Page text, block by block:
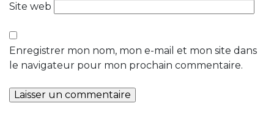
Site web
Enregistrer mon nom, mon e-mail et mon site dans
le navigateur pour mon prochain commentaire.